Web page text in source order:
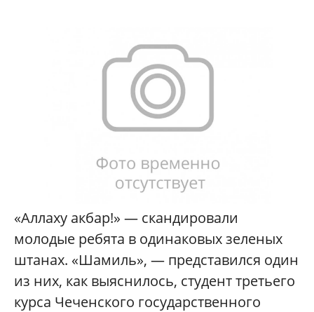
«Аллаху акбар!» — скандировали
молодые ребята в одинаковых зеленых
штанах. «Шамиль», — представился один
из них, как выяснилось, студент третьего
курса Чеченского государственного